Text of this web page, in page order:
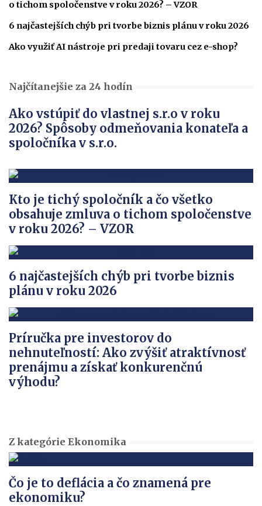
o tichom spoločenstve v roku 2026? – VZOR
6 najčastejších chýb pri tvorbe biznis plánu v roku 2026
Ako využiť AI nástroje pri predaji tovaru cez e-shop?
Najčítanejšie za 24 hodín
Ako vstúpiť do vlastnej s.r.o v roku
2026? Spôsoby odmeňovania konateľa a
spoločníka v s.r.o.
Kto je tichý spoločník a čo všetko
obsahuje zmluva o tichom spoločenstve
v roku 2026? – VZOR
6 najčastejších chýb pri tvorbe biznis
plánu v roku 2026
Príručka pre investorov do
nehnuteľností: Ako zvýšiť atraktívnosť
prenájmu a získať konkurenčnú
výhodu?
Z kategórie Ekonomika
Čo je to deflácia a čo znamená pre
ekonomiku?